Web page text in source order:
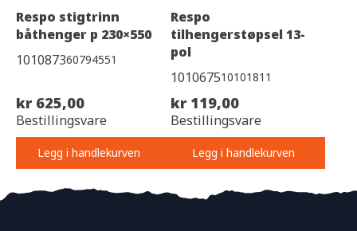
Respo stigtrinn
båthenger p 230×550
101087360794551
kr 625,00
Bestillingsvare
Legg i handlekurven
Respo
tilhengerstøpsel 13-
pol
101067510101811
kr 119,00
Bestillingsvare
Legg i handlekurven